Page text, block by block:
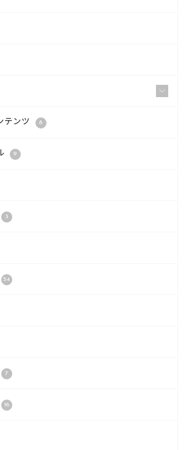
テンツ 8
9
3
54
7
16